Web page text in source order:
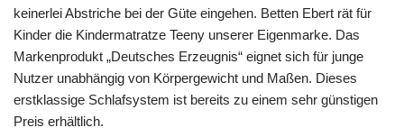
keinerlei Abstriche bei der Güte eingehen. Betten Ebert rät für
Kinder die Kindermatratze Teeny unserer Eigenmarke. Das
Markenprodukt „Deutsches Erzeugnis“ eignet sich für junge
Nutzer unabhängig von Körpergewicht und Maßen. Dieses
erstklassige Schlafsystem ist bereits zu einem sehr günstigen
Preis erhältlich.